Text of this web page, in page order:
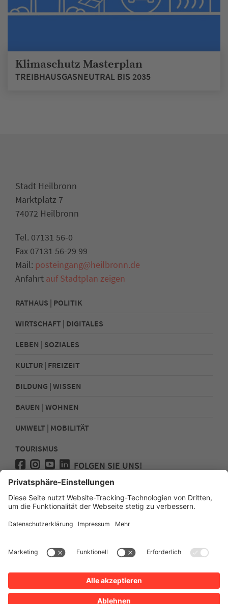
Klimaschutz Masterplan
TREIBHAUSGASNEUTRAL BIS 2035
Stadt Heilbronn
Marktplatz 7
74072 Heilbronn
Tel. 07131 56-0
Fax 07131 56-29 99
Mail: posteingang@heilbronn.de
Anfahrt auf Stadtplan zeigen
RATHAUS | POLITIK
WIRTSCHAFT | DIGITALES
LEBEN | SOZIALES
KULTUR | FREIZEIT
BILDUNG | WISSEN
BAUEN | WOHNEN
UMWELT | MOBILITÄT
TOURISMUS
FOLGEN SIE UNS!
Presse
Kontakt
Impressum
Sitemap